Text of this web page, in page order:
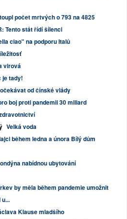
počet mrtvých o 793 na 4825
Tento stát řídí šílenci
ciao" na podporu Italů
virová
je tady!
od čínské vlády
boj proti pandemii 30 miliard
Velká voda
během ledna a února Bílý dům
nabídnou ubytování
by měla během pandemie umožnit
Klause mladšího